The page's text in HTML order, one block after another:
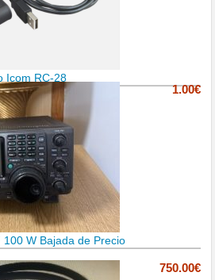
Icom RC-28
1.00€
W Bajada de Precio
750.00€